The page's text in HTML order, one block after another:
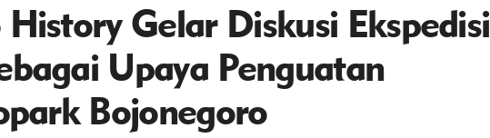
Gelar Diskusi Ekspedisi
Upaya Penguatan
Bojonegoro